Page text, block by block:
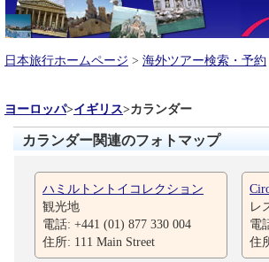
日本旅行ホームページ > 海外ツアー検索・予約
ヨーロッパ>イギリス>カランダー
カランダー関連のフォトマップ
ハミルトントイコレクション
観光地
電話: +441 (01) 877 330 004
住所: 111 Main Street
レ
電
住